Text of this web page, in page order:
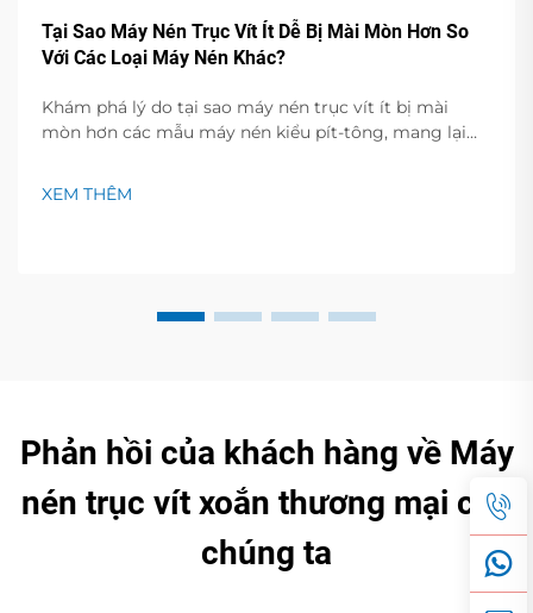
Tại Sao Máy Nén Trục Vít Ít Dễ Bị Mài Mòn Hơn So
Với Các Loại Máy Nén Khác?
Khám phá lý do tại sao máy nén trục vít ít bị mài
mòn hơn các mẫu máy nén kiểu pít-tông, mang lại
XEM THÊM
Phản hồi của khách hàng về Máy
nén trục vít xoắn thương mại của
chúng ta